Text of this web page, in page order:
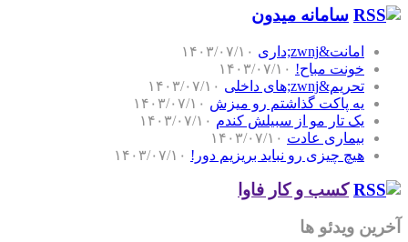
سامانه میدون
امانت&zwnj;داری
۱۴۰۳/۰۷/۱۰
خونت مباح! ۱۴۰۳/۰۷/۱۰
تحریم&zwnj;های داخلی
۱۴۰۳/۰۷/۱۰
یه پاکت گذاشتم رو میزش ۱۴۰۳/۰۷/۱۰
یک تار مو از سبیلش کندم ۱۴۰۳/۰۷/۱۰
بیماری عادت ۱۴۰۳/۰۷/۱۰
هیچ چیزی رو نباید بریزیم دور! ۱۴۰۳/۰۷/۱۰
کسب و کار فاوا
آخرین ویدئو ها